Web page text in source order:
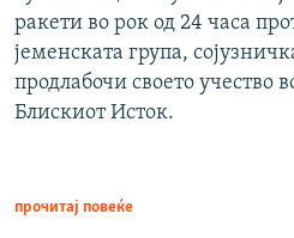
ракети во рок од 24 часа
јеменската група,
продлабочи своето учество
Блискиот Исток.
прочитај повеќе